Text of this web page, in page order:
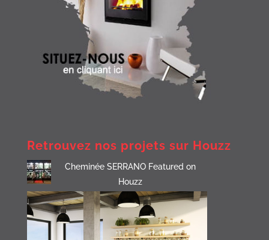
Retrouvez nos projets sur Houzz
Cheminée SERRANO Featured on
Houzz